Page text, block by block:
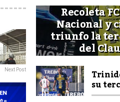
Next Post
Recoleta
Nacional y
triunfo la
del
su